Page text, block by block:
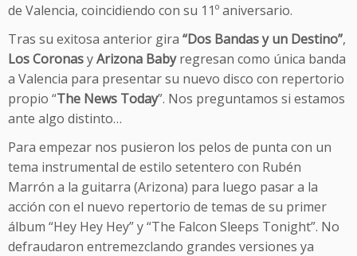
de Valencia, coincidiendo con su 11º aniversario.
Tras su exitosa anterior gira “Dos Bandas y un Destino”,
Los CoronasyArizona Babyregresan como única banda
a Valencia para presentar su nuevo disco con repertorio
propio “The News Today”. Nos preguntamos si estamos
ante algo distinto…
Para empezar nos pusieron los pelos de punta con un
tema instrumental de estilo setentero con Rubén
Marrón a la guitarra (Arizona) para luego pasar a la
acción con el nuevo repertorio de temas de su primer
álbum “Hey Hey Hey” y “The Falcon Sleeps Tonight”. No
defraudaron entremezclando grandes versiones ya